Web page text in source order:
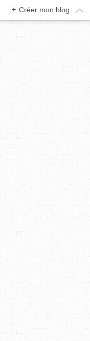
+ Créer mon blog